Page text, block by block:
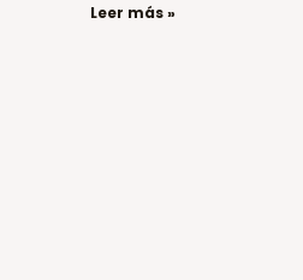
Leer más »